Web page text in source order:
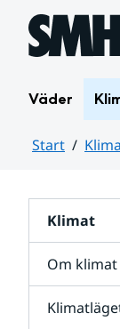
Hoppa till sidans
Väder
Start
Klimat
Om klimat